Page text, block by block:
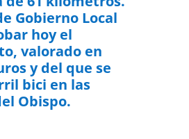
Gobierno Local
hoy el
valorado en
y del que se
bici en las
Obispo.